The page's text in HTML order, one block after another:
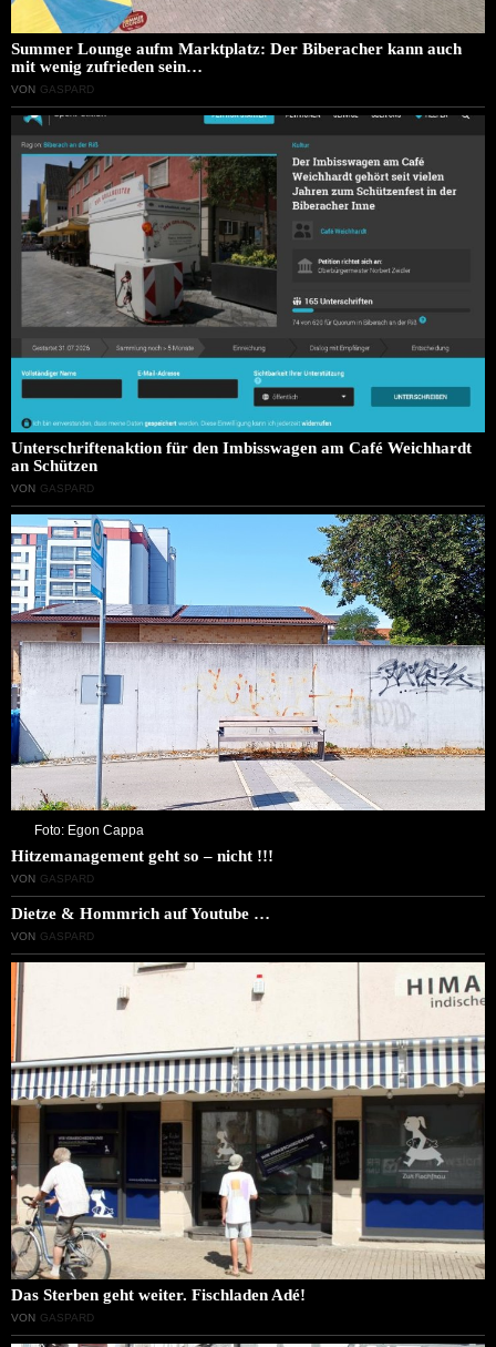
Summer Lounge aufm Marktplatz: Der Biberacher kann auch
mit wenig zufrieden sein…
VON GASPARD
Unterschriftenaktion für den Imbisswagen am Café Weichhardt
an Schützen
VON GASPARD
Foto: Egon Cappa
Hitzemanagement geht so – nicht !!!
VON GASPARD
Dietze & Hommrich auf Youtube …
VON GASPARD
Das Sterben geht weiter. Fischladen Adé!
VON GASPARD